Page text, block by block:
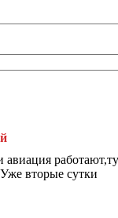
вторые сутки